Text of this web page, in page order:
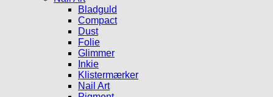
Bladguld
Compact
Dust
Folie
Glimmer
Inkie
Klistermærker
Nail Art